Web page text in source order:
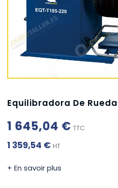
Equilibradora De
1 645,04 € TTC
1 359,54 € HT
+ En savoir plus